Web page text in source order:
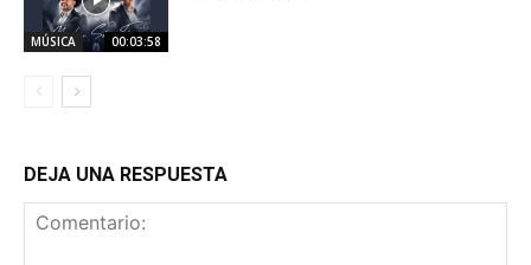
MÚSICA 00:03:58
DEJA UNA RESPUESTA